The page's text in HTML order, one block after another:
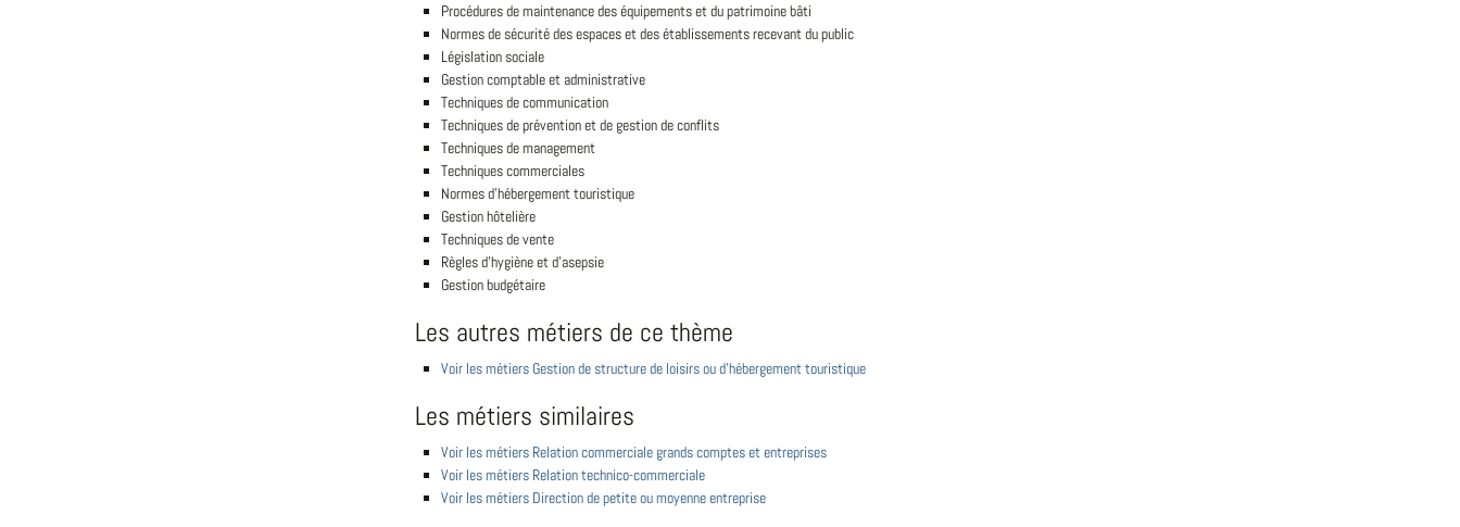
Procédures de maintenance des équipements et du patrimoine bâti
Normes de sécurité des espaces et des établissements recevant du public
Législation sociale
Gestion comptable et administrative
Techniques de communication
Techniques de prévention et de gestion de conflits
Techniques de management
Techniques commerciales
Normes d'hébergement touristique
Gestion hôtelière
Techniques de vente
Règles d'hygiène et d'asepsie
Gestion budgétaire
Les autres métiers de ce thème
Voir les métiers Gestion de structure de loisirs ou d'hébergement touristique
Les métiers similaires
Voir les métiers Relation commerciale grands comptes et entreprises
Voir les métiers Relation technico-commerciale
Voir les métiers Direction de petite ou moyenne entreprise